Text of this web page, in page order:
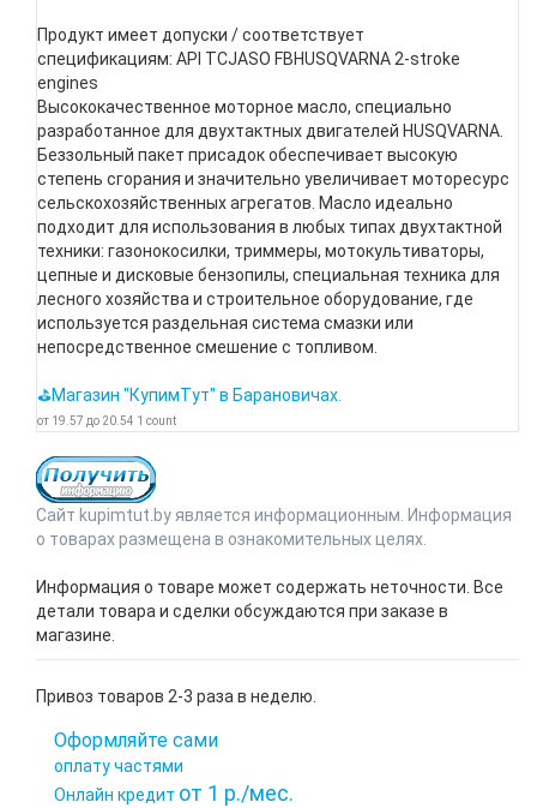
Продукт имеет допуски / соответствует
спецификациям: API TCJASO FBHUSQVARNA 2-stroke
engines
Высококачественное моторное масло, специально
разработанное для двухтактных двигателей HUSQVARNA.
Беззольный пакет присадок обеспечивает высокую
степень сгорания и значительно увеличивает моторесурс
сельскохозяйственных агрегатов. Масло идеально
подходит для использования в любых типах двухтактной
техники: газонокосилки, триммеры, мотокультиваторы,
цепные и дисковые бензопилы, специальная техника для
лесного хозяйства и строительное оборудование, где
используется раздельная система смазки или
непосредственное смешение с топливом.
⛳Магазин "КупимТут" в Барановичах.
от 19.57 до 20.54 1 count
Сайт kupimtut.by является информационным. Информация
о товарах размещена в ознакомительных целях.
Информация о товаре может содержать неточности. Все
детали товара и сделки обсуждаются при заказе в
магазине.
Привоз товаров 2-3 раза в неделю.
Оформляйте сами
оплату частями
Онлайн кредит от 1 р./мес.